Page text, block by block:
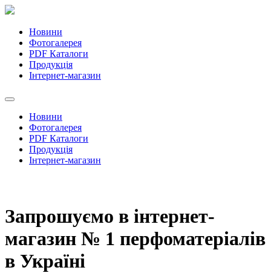
Новини
Фотогалерея
PDF Каталоги
Продукція
Інтернет-магазин
Новини
Фотогалерея
PDF Каталоги
Продукція
Інтернет-магазин
Запрошуємо в інтернет-
магазин № 1 перфоматеріалів
в Україні